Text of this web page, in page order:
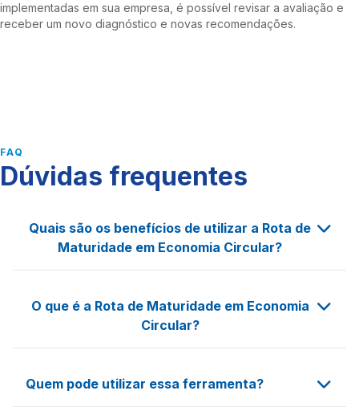
implementadas em sua empresa, é possível revisar a avaliação e
receber um novo diagnóstico e novas recomendações.
FAQ
Dúvidas frequentes
Quais são os benefícios de utilizar a Rota de
Maturidade em Economia Circular?
recebe uma análise detalhada de sua
situação atual em relação à economia
O que é a Rota de Maturidade em Economia
Circular?
uma ferramenta que permite às empresas
Quem pode utilizar essa ferramenta?